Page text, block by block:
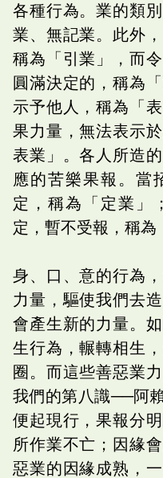
各種行為。業的類
業、無記業。此外
稱為「引業」，而
圓滿決定的，稱為
示予他人，稱為「
果力量，無法表示
表業」。各人所造
應的苦樂果報。當
定，稱為「定業」
定，暫不受報，稱為
身、口、意的行為
力量，驅使我們去
會產生新的力量。
生行為，輾轉相生
圈。而這些善惡業
我們的第八識──阿
便起現行，果報分
所作業不亡；因緣
惡業的因緣成熟，